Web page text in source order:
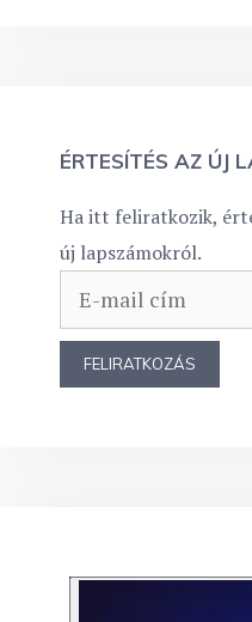
ÉRTESÍTÉS AZ ÚJ
Ha itt feliratkozik,
új lapszámokról.